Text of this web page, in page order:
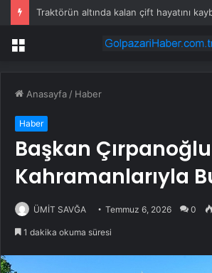
Traktörün altında kalan çift hayatını
Menü
Anasayfa / Haber
Haber
Başkan
Kahramanlarıyla
ÜMİT SAVĞA Temmuz 6, 2026 0
1 dakika okuma süresi